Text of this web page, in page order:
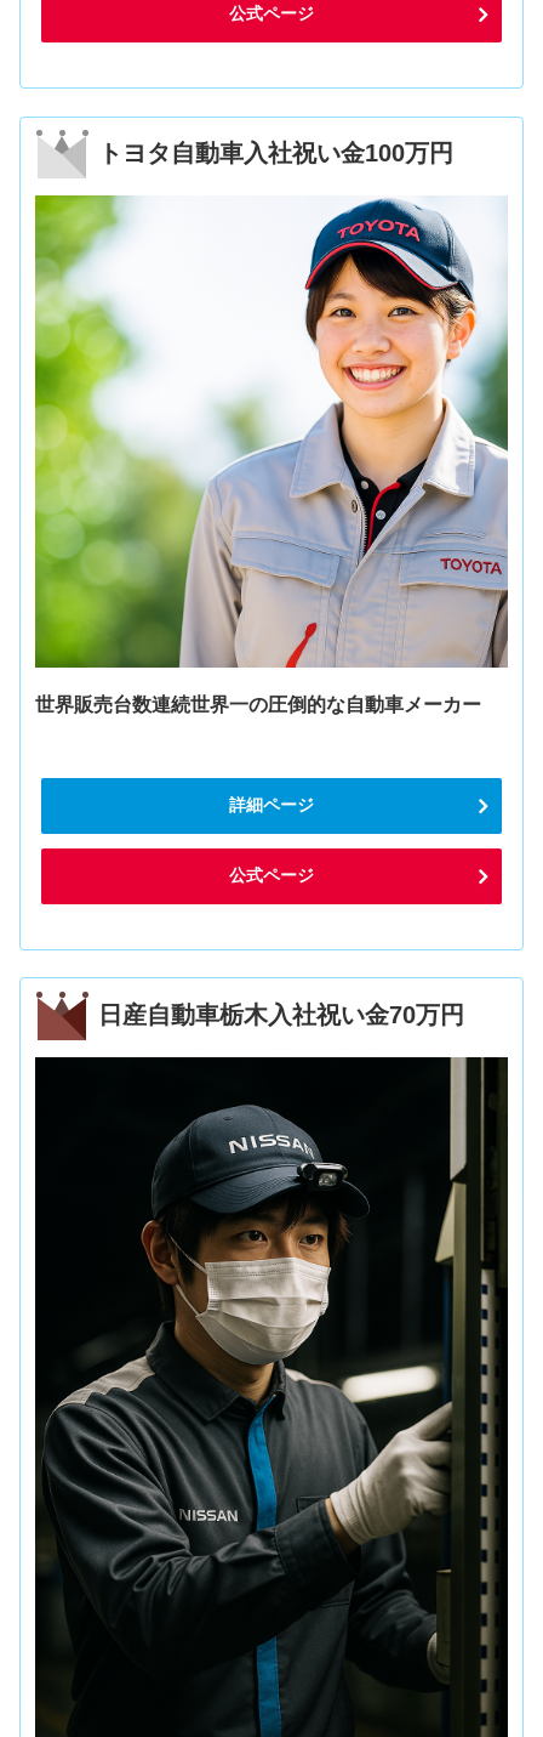
公式ページ
トヨタ自動車入社祝い金100万円
世界販売台数連続世界一の圧倒的な自動車メーカー
詳細ページ
公式ページ
日産自動車栃木入社祝い金70万円